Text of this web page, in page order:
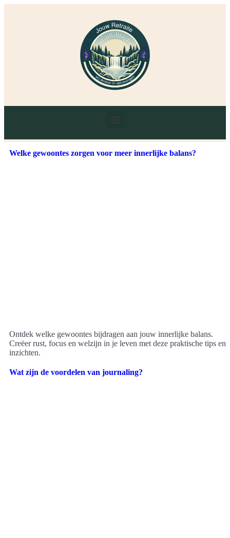
Welke gewoontes zorgen voor meer innerlijke balans?
Ontdek welke gewoontes bijdragen aan jouw innerlijke balans.
Creëer rust, focus en welzijn in je leven met deze praktische tips en
inzichten.
Wat zijn de voordelen van journaling?